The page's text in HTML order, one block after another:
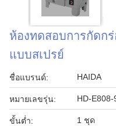
ห้องทดสอบการกัดก
แบบสเปรย์
ชื่อแบรนด์: HAIDA
หมายเลขรุ่น: HD-E808-
ขั้นต่ำ: 1 ชุด